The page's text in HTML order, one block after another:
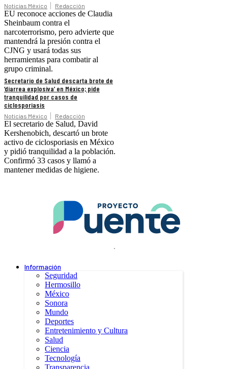
Noticias México Redacción
EU reconoce acciones de Claudia
Sheinbaum contra el
narcoterrorismo, pero advierte que
mantendrá la presión contra el
CJNG y usará todas sus
herramientas para combatir al
grupo criminal.
Secretario de Salud descarta brote de
‘diarrea explosiva’ en México; pide
tranquilidad por casos de
ciclosporiasis
Noticias México Redacción
El secretario de Salud, David
Kershenobich, descartó un brote
activo de ciclosporiasis en México
y pidió tranquilidad a la población.
Confirmó 33 casos y llamó a
mantener medidas de higiene.
.
Información
Seguridad
Hermosillo
México
Sonora
Mundo
Deportes
Entretenimiento y Cultura
Salud
Ciencia
Tecnología
Transparencia